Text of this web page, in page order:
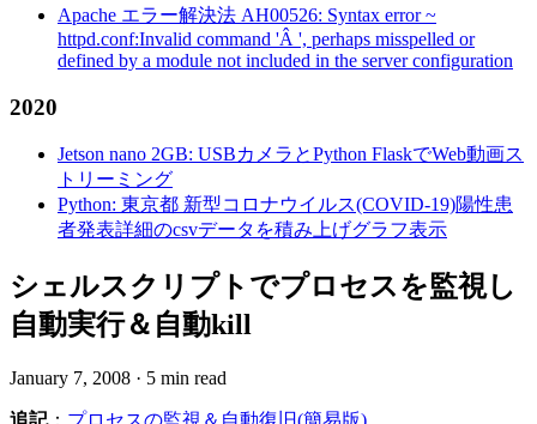
Apache エラー解決法 AH00526: Syntax error ~
httpd.conf:Invalid command 'Â ', perhaps misspelled or
defined by a module not included in the server configuration
2020
Jetson nano 2GB: USBカメラとPython FlaskでWeb動画ス
トリーミング
Python: 東京都 新型コロナウイルス(COVID-19)陽性患
者発表詳細のcsvデータを積み上げグラフ表示
シェルスクリプトでプロセスを監視し
自動実行＆自動kill
January 7, 2008 · 5 min read